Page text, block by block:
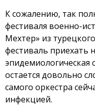
К сожалению, так
фестиваля военно-
Мехтер» из
фестиваль приехать
эпидемиологическая
остается довольно
самого оркестра
инфекцией.